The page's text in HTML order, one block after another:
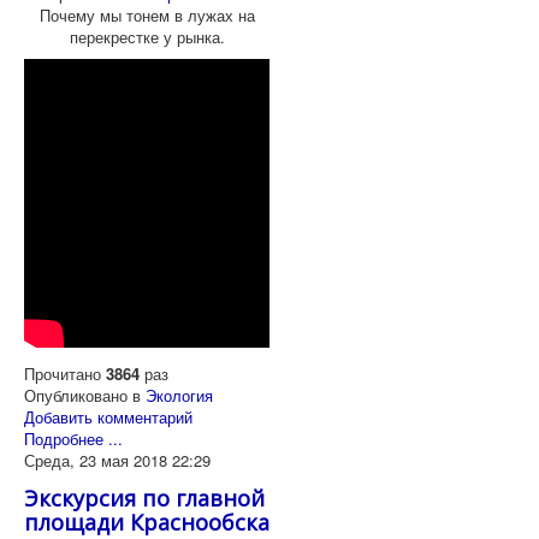
Почему мы тонем в лужах на
перекрестке у рынка.
Прочитано 3864 раз
Опубликовано в Экология
Добавить комментарий
Подробнее ...
Среда, 23 мая 2018 22:29
Экскурсия по главной
площади Краснообска